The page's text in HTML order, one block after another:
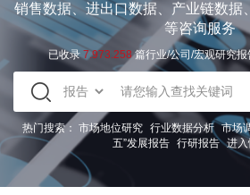
销售数据、进出口数据、产业链数据
等咨询服务
已收录7.973.258篇行业/公司/宏观研究报
热门搜索： 市场地位研究 行业数据分析 市场
五”发展报告 行研报告 进